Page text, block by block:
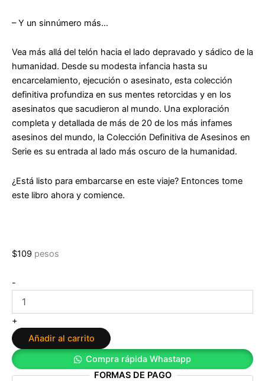
– Y un sinnúmero más…
Vea más allá del telón hacia el lado depravado y sádico de la
humanidad. Desde su modesta infancia hasta su
encarcelamiento, ejecución o asesinato, esta colección
definitiva profundiza en sus mentes retorcidas y en los
asesinatos que sacudieron al mundo. Una exploración
completa y detallada de más de 20 de los más infames
asesinos del mundo, la Colección Definitiva de Asesinos en
Serie es su entrada al lado más oscuro de la humanidad.
¿Está listo para embarcarse en este viaje? Entonces tome
este libro ahora y comience.
$109 pesos
-
seriales:
colección
definitiva
Charles
cantidad
+
Añadir al carrito
Compra rápida Whastapp
FORMAS DE PAGO